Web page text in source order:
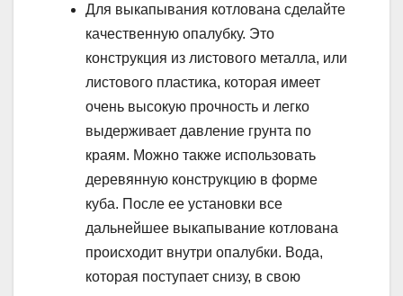
Для выкапывания котлована сделайте
качественную опалубку. Это
конструкция из листового металла, или
листового пластика, которая имеет
очень высокую прочность и легко
выдерживает давление грунта по
краям. Можно также использовать
деревянную конструкцию в форме
куба. После ее установки все
дальнейшее выкапывание котлована
происходит внутри опалубки. Вода,
которая поступает снизу, в свою